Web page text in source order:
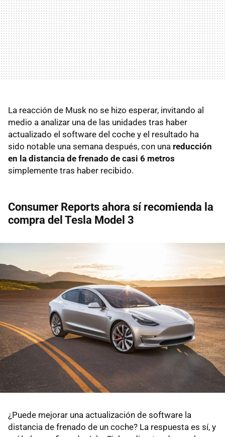
La reacción de Musk no se hizo esperar, invitando al
medio a analizar una de las unidades tras haber
actualizado el software del coche y el resultado ha
sido notable una semana después, con una reducción
en la distancia de frenado de casi 6 metros
simplemente tras haber recibido.
Consumer Reports ahora sí recomienda la
compra del Tesla Model 3
¿Puede mejorar una actualización de software la
distancia de frenado de un coche? La respuesta es sí, y